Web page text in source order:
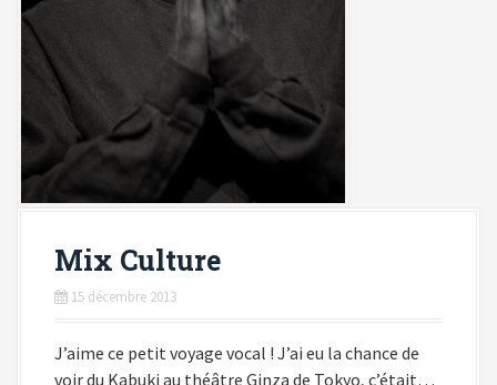
Mix Culture
15 décembre 2013
J’aime ce petit voyage vocal ! J’ai eu la chance de
voir du Kabuki au théâtre Ginza de Tokyo, c’était…